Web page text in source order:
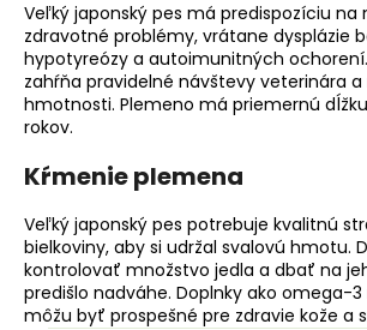
Veľký japonský pes má predispozíciu na
zdravotné problémy, vrátane dysplázie
hypotyreózy a autoimunitných
zahŕňa pravidelné návštevy veterinára
hmotnosti. Plemeno má priemernú dĺžku
rokov.
Kŕmenie plemena
Veľký japonský pes potrebuje kvalitnú
bielkoviny, aby si udržal svalovú hmotu.
kontrolovať množstvo jedla a dbať na
predišlo nadváhe. Doplnky ako omega-
môžu byť prospešné pre zdravie kože a